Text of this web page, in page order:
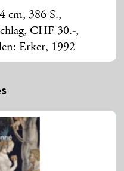
cm, 386 S.,
CHF 30.-,
Erker, 1992